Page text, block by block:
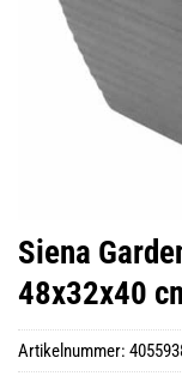
Siena
48x32x40
Artikelnummer: